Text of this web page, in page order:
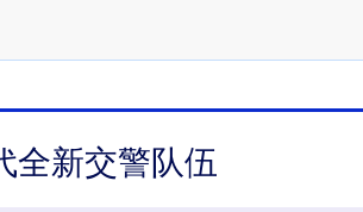
全新交警队伍